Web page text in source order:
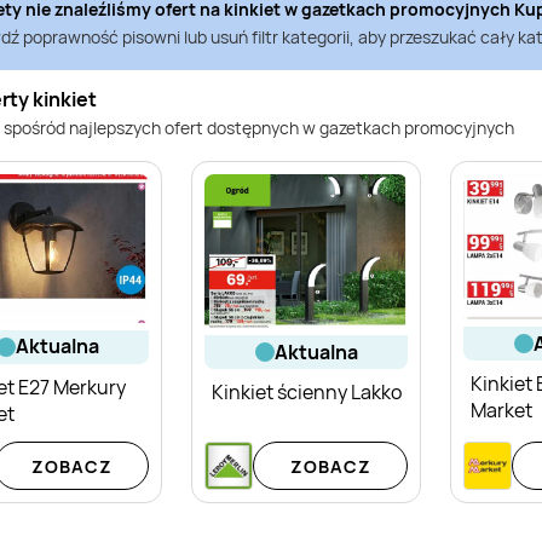
nie znaleźliśmy ofert na kinkietw gazetkach promocyjnych
poprawność pisowni lub usuń filtr kategorii, aby przeszukać cały
kinkiet
spośród najlepszych ofert dostępnych w gazetkach promocyjnych
aktualna
E27 Merkury
ZOBACZ
aktualna
Kinkiet ścienny Lakko
ZOBACZ
Kinkiet
Market